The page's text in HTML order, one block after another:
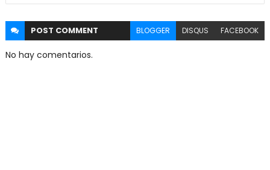
POST COMMENT BLOGGER DISQUS FACEBOOK
No hay comentarios.